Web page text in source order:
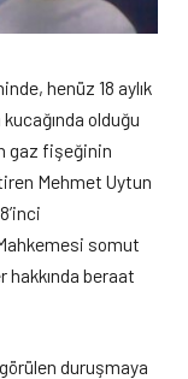
henüz 18 aylık
olduğu
gaz fişeğinin
Mehmet Uytun
somut
hakkında beraat
duruşmaya